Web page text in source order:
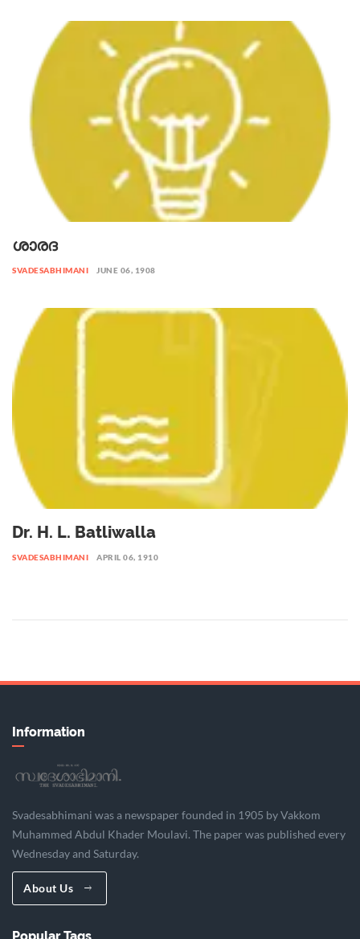
ശാരദ
SVADESABHIMANI JUNE 06, 1908
Dr. H. L. Batliwalla
SVADESABHIMANI APRIL 06, 1910
Information
Svadesabhimani was a newspaper founded in 1905 by Vakkom
Muhammed Abdul Khader Moulavi. The paper was published every
Wednesday and Saturday.
About Us